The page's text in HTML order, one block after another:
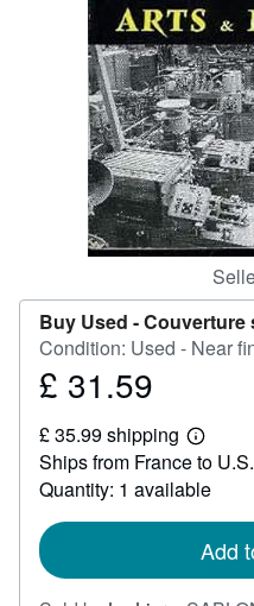
Buy Used -Couverture
Condition: Used - Near
Price
31.59
£ 31.59
£ 35.99 shipping
Learn
more
about
shipping
Ships from France to
Quantity: 1 available
Add